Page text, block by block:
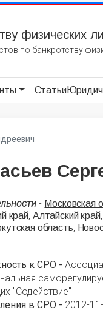
физических
по банкротству
Статьи
- Московская
край, Алтайский край,
область,
к СРО -
"Содействие"
в СРО - 2012-